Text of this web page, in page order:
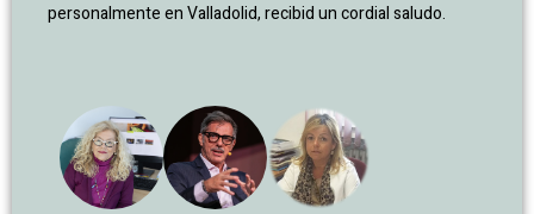
personalmente en Valladolid, recibid un cordial saludo.